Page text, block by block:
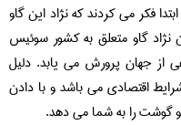
فکر می کردند که نژاد این گاو
نژاد گاو متعلق به کشور سوئیس
از جهان پرورش می یابد. دلیل
اقتصادی می باشد و با دادن
و گوشت را به شما می دهد.